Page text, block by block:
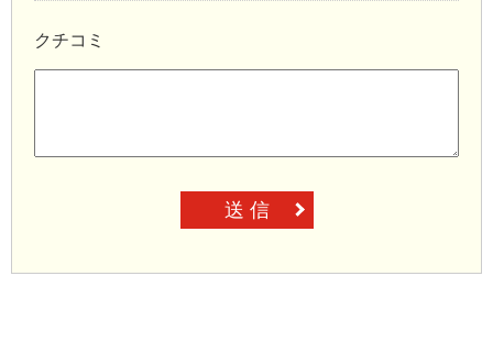
クチコミ
送 信